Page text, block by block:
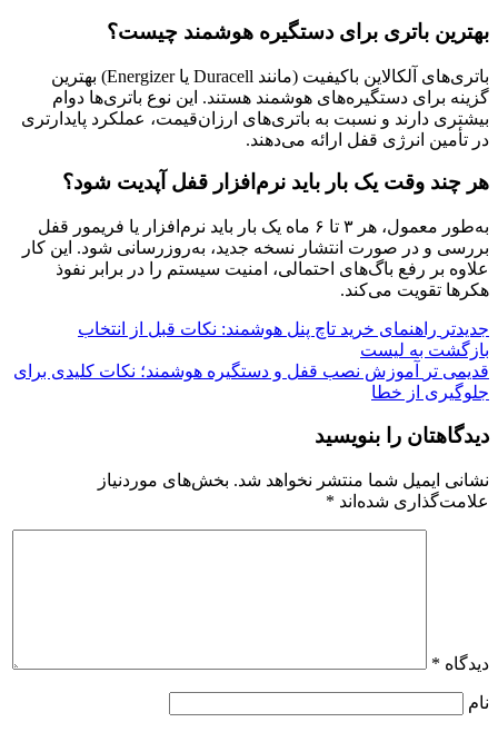
بهترین باتری برای دستگیره هوشمند چیست؟
باتری‌های آلکالاین باکیفیت (مانند Duracell یا Energizer) بهترین
گزینه برای دستگیره‌های هوشمند هستند. این نوع باتری‌ها دوام
بیشتری دارند و نسبت به باتری‌های ارزان‌قیمت، عملکرد پایدارتری
در تأمین انرژی قفل ارائه می‌دهند.
هر چند وقت یک بار باید نرم‌افزار قفل آپدیت شود؟
به‌طور معمول، هر ۳ تا ۶ ماه یک بار باید نرم‌افزار یا فریمور قفل
بررسی و در صورت انتشار نسخه جدید، به‌روزرسانی شود. این کار
علاوه بر رفع باگ‌های احتمالی، امنیت سیستم را در برابر نفوذ
هکرها تقویت می‌کند.
جدیدتر راهنمای خرید تاچ پنل هوشمند: نکات قبل از انتخاب
بازگشت به لیست
قدیمی تر
آموزش نصب قفل و دستگیره هوشمند؛ نکات کلیدی برای
جلوگیری از خطا
دیدگاهتان را بنویسید
نشانی ایمیل شما منتشر نخواهد شد. بخش‌های موردنیاز
علامت‌گذاری شده‌اند *
دیدگاه *
نام